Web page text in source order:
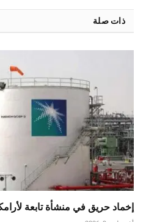
ذات صلة
إخماد حريق في منشأة تابعة